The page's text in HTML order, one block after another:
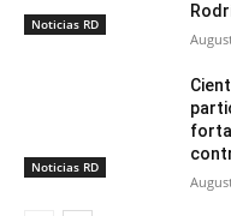
Noticias RD
Noticias RD